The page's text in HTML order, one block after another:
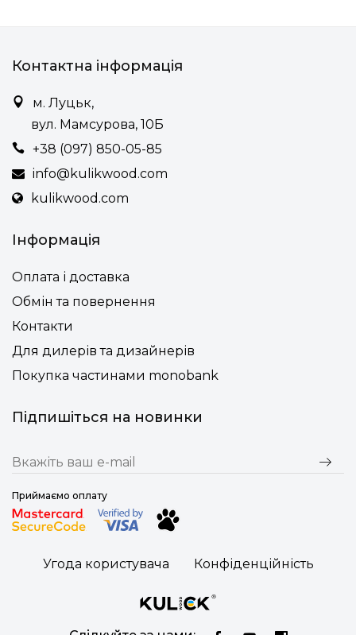
Контактна інформація
м. Луцьк,
вул. Мамсурова, 10Б
+38 (097) 850-05-85
info@kulikwood.com
kulikwood.com
Інформація
Оплата і доставка
Обмін та повернення
Контакти
Для дилерів та дизайнерів
Покупка частинами monobank
Підпишіться на новинки
Приймаємо оплату
Угода користувача Конфіденційність